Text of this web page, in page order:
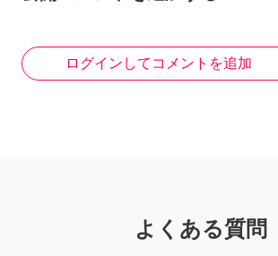
ログインしてコメントを追加
よくある質問